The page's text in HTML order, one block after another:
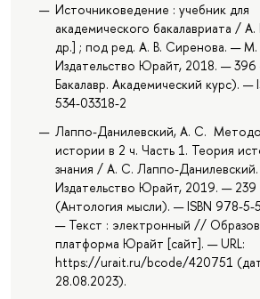
Источниковедение : учебник для
академического бакалавриата /
др.] ; под ред. А. В. Сиренова. — М.
Издательство Юрайт, 2018. —
Бакалавр. Академический курс). —
534-03318-2
Лаппо-Данилевский, А. С.
истории в 2 ч. Часть 1. Теория
знания / А. С. Лаппо-
Издательство Юрайт, 2019. —
(Антология мысли). — ISBN 978-
— Текст : электронный //
платформа Юрайт [сайт]. — URL:
https://urait.ru/bcode/420751
28.08.2023).